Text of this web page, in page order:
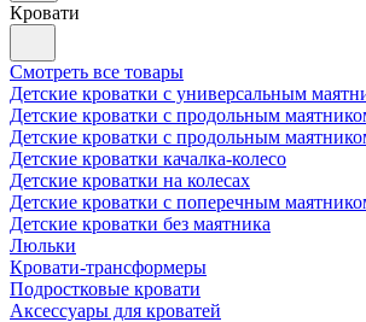
Кровати
Смотреть все товары
Детские кроватки с универсальным
Детские кроватки с продольным
Детские кроватки с продольным
Детские кроватки качалка-колесо
Детские кроватки на колесах
Детские кроватки с поперечным
Детские кроватки без маятника
Люльки
Кровати-трансформеры
Подростковые кровати
Аксессуары для кроватей